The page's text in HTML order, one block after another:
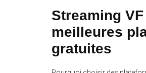
Streaming
meilleures
gratuites